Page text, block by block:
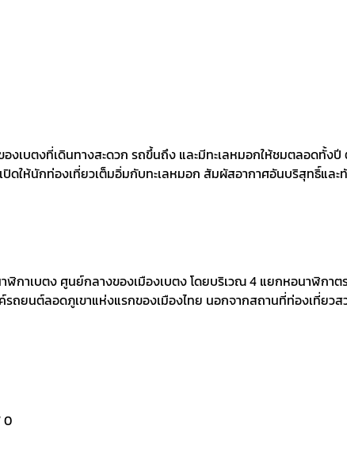
บตงที่เดินทางสะดวก รถขึ้นถึง และมีทะเลหมอกให้ชมตลอดทั้งปี
ดให้นักท่องเที่ยวเต็มอิ่มกับทะเลหมอก สัมผัสอากาศอันบริสุทธิ์แล
กาเบตง ศูนย์กลางของเมืองเบตง โดยบริเวณ 4 แยกหอนาฬิก
ถยนต์ลอดภูเขาแห่งแรกของเมืองไทย นอกจากสถานที่ท่องเที่ยว